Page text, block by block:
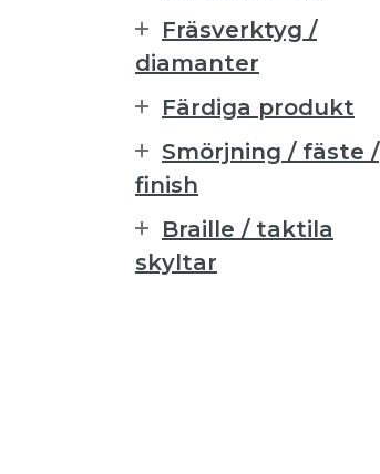
Fräsverktyg /
diamanter
Färdiga produkt
Smörjning / fäste /
finish
Braille / taktila
skyltar